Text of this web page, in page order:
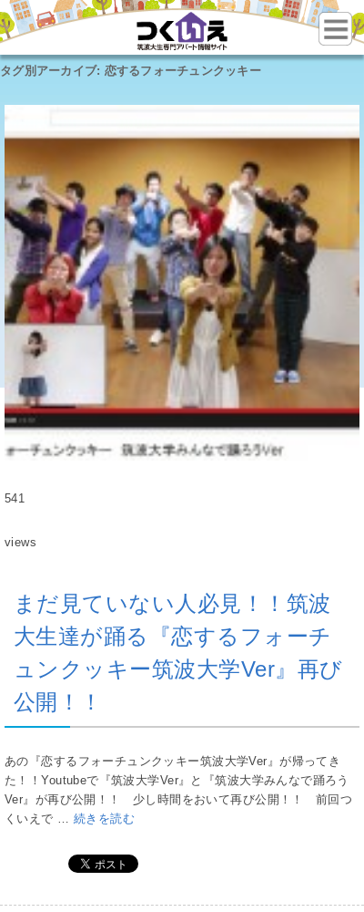
タグ別アーカイブ: 恋するフォーチュンクッキー
541
views
まだ見ていない人必見！！筑波
大生達が踊る『恋するフォーチ
ュンクッキー筑波大学Ver』再び
公開！！
あの『恋するフォーチュンクッキー筑波大学Ver』が帰ってき
た！！Youtubeで『筑波大学Ver』と『筑波大学みんなで踊ろう
Ver』が再び公開！！ 少し時間をおいて再び公開！！ 前回つ
くいえで … 続きを読む